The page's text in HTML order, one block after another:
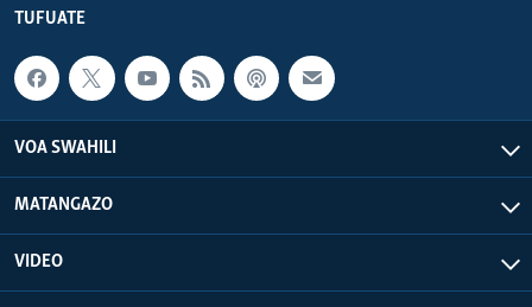
TUFUATE
VOA SWAHILI
MATANGAZO
VIDEO